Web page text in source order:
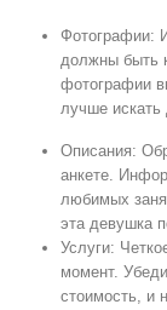
Фотографии:
должны быть
фотографии
лучше
Описания:
анкете.
любимых
эта девушка
Услуги:
момент.
стоимость, и